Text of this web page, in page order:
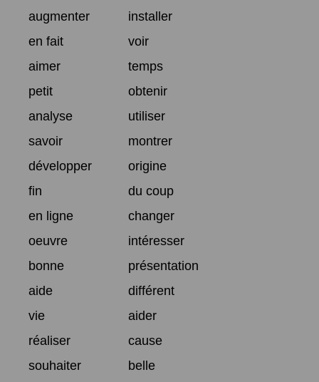
augmenter
installer
en fait
voir
aimer
temps
petit
obtenir
analyse
utiliser
savoir
montrer
développer
origine
fin
du coup
en ligne
changer
oeuvre
intéresser
bonne
présentation
aide
différent
vie
aider
réaliser
cause
souhaiter
belle